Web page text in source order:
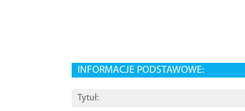
INFORMACJE PODSTAWOWE:
Tytuł: